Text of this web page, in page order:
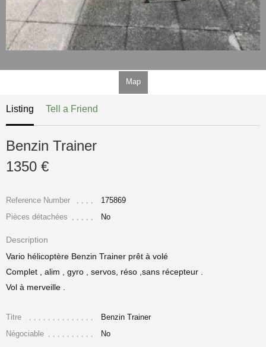
Map
Listing Tell a Friend
Benzin Trainer
1350 €
Reference Number
175869
Pièces détachées
No
Description
Vario hélicoptère Benzin Trainer prêt à volé
Complet , alim , gyro , servos, réso ,sans récepteur .
Vol à merveille .
Titre
Benzin Trainer
Négociable
No